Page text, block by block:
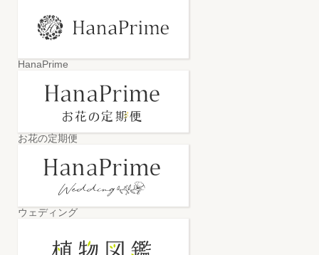
HanaPrime
お花の定期便
ウェディング